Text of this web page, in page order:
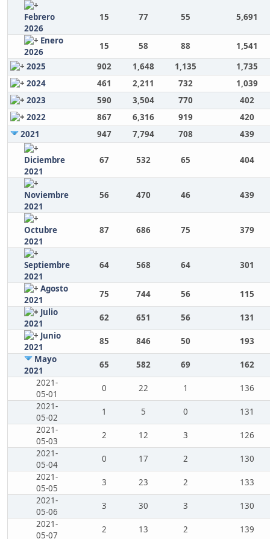
Febrero
2026
15 77 55 5,691
Enero
2026
15 58 88
1,541
2025
902 1,648 1,135
1,735
2024
461 2,211 732
1,039
2023
590 3,504 770
402
2022
867 6,316 919
420
2021
947 7,794 708 439
Diciembre
2021
67 532 65 404
Noviembre
2021
56 470 46 439
Octubre
2021
87 686 75 379
Septiembre
2021
64 568 64 301
Agosto
2021
75 744 56
115
Julio
2021
62 651 56
131
Junio
2021
85 846 50
193
Mayo
2021
65 582 69
162
2021-
05-01
0 22 1
136
2021-
05-02
1 5 0
131
2021-
05-03
2 12 3
126
2021-
05-04
0 17 2
130
2021-
05-05
3 23 2
133
2021-
05-06
3 30 3
130
2021-
05-07
2 13 2 139